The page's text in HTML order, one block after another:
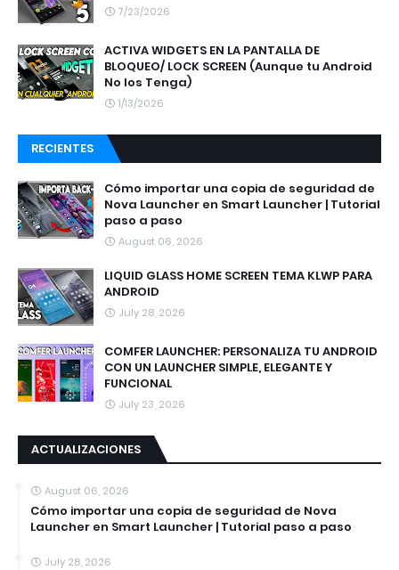
7/23/2026
ACTIVA WIDGETS EN LA PANTALLA DE
BLOQUEO/ LOCK SCREEN (Aunque tu Android
No los Tenga)
1/13/2026
RECIENTES
Cómo importar una copia de seguridad de
Nova Launcher en Smart Launcher | Tutorial
paso a paso
August 06, 2026
LIQUID GLASS HOME SCREEN TEMA KLWP PARA
ANDROID
July 28, 2026
COMFER LAUNCHER: PERSONALIZA TU ANDROID
CON UN LAUNCHER SIMPLE, ELEGANTE Y
FUNCIONAL
July 23, 2026
ACTUALIZACIONES
August 06, 2026
Cómo importar una copia de seguridad de Nova
Launcher en Smart Launcher | Tutorial paso a paso
July 28, 2026